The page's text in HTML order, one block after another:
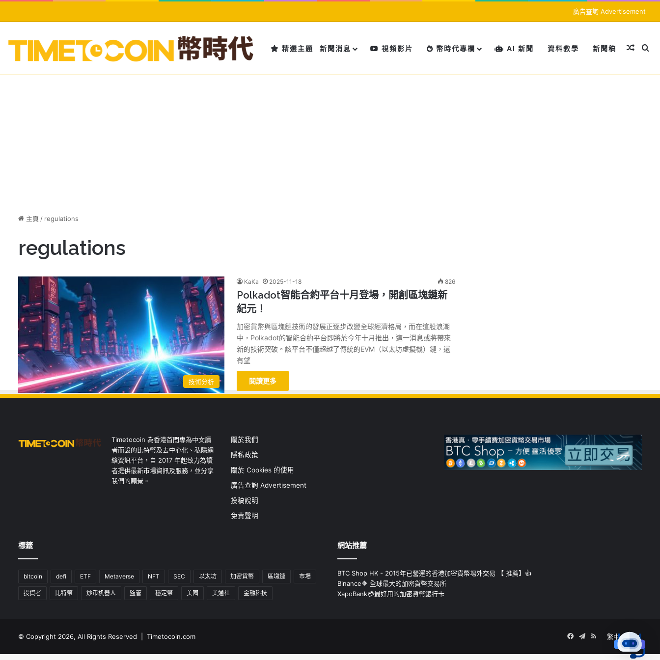
廣告查詢 Advertisement
精選主題 新聞消息 視頻影片 幣時代專欄 AI 新聞 資料教學 新聞稿 隨機文
搜
主頁 / regulations
regulations
技術分析
KaKa 2025-11-18 826
Polkadot智能合約平台十月登場，開創區塊鏈新
紀元！
加密貨幣與區塊鏈技術的發展正逐步改變全球經濟格局，而在這股浪潮
中，Polkadot的智能合約平台即將於今年十月推出，這一消息或將帶來
新的技術突破。該平台不僅超越了傳統的EVM（以太坊虛擬機）鏈，還
有望
閱讀更多
Timetocoin 為香港首間專為中文讀
者而設的比特幣及去中心化、私隱網
絡資訊平台，自 2017 年起致力為讀
者提供最新市場資訊及服務，並分享
我們的願景。
關於我們
隱私政策
關於 Cookies 的使用
廣告查詢 Advertisement
投稿說明
免責聲明
標籤
bitcoin defi ETF Metaverse NFT SEC 以太坊 加密貨幣 區塊鏈 市場
投資者 比特幣 炒币机器人 監管 穩定幣 美國 美通社 金融科技
網站推薦
BTC Shop HK - 2015年已營運的香港加密貨幣埸外交易 【 推薦】👍
Binance🔶 全球最大的加密貨幣交易所
XapoBank💳最好用的加密貨幣銀行卡
© Copyright 2026, All Rights Reserved | Timetocoin.com 繁中 簡中
Facebook
Telegram
RSS